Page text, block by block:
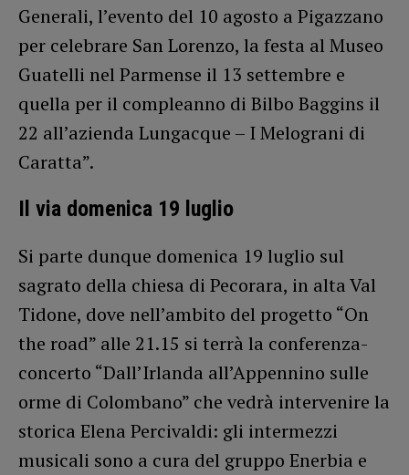
Generali, l’evento del 10 agosto a Pigazzano
per celebrare San Lorenzo, la festa al Museo
Guatelli nel Parmense il 13 settembre e
quella per il compleanno di Bilbo Baggins il
22 all’azienda Lungacque – I Melograni di
Caratta”.
Il via domenica 19 luglio
Si parte dunque domenica 19 luglio sul
sagrato della chiesa di Pecorara, in alta Val
Tidone, dove nell’ambito del progetto “On
the road” alle 21.15 si terrà la conferenza-
concerto “Dall’Irlanda all’Appennino sulle
orme di Colombano” che vedrà intervenire la
storica Elena Percivaldi: gli intermezzi
musicali sono a cura del gruppo Enerbia e